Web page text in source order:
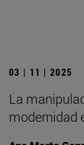
03 | 11 | 2025
La
modernidad